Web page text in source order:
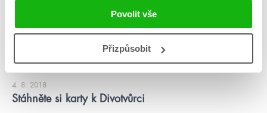
Povolit vše
Přizpůsobit
#divotvůrce #sebastiendecastell
4. 8. 2018
Stáhněte si karty k Divotvůrci